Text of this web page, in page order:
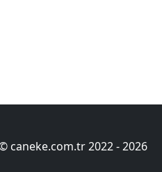
caneke.com.tr 2022 -2026